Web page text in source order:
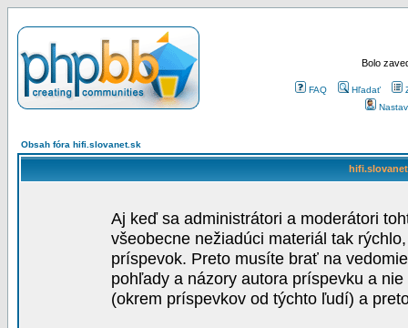
Bolo
FAQ Hľadať
Obsah fóra hifi.slovanet.sk
Aj keď sa administrátori a moderátori
všeobecne nežiadúci materiál tak
príspevok. Preto musíte brať na
pohľady a názory autora príspevku a
(okrem príspevkov od týchto ľudí) a